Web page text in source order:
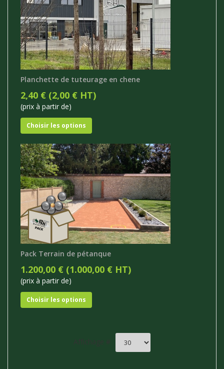
Planchette de tuteurage en chene
2,40 € (2,00 € HT)
(prix à partir de)
Choisir les options
Pack Terrain de pétanque
1.200,00 € (1.000,00 € HT)
(prix à partir de)
Choisir les options